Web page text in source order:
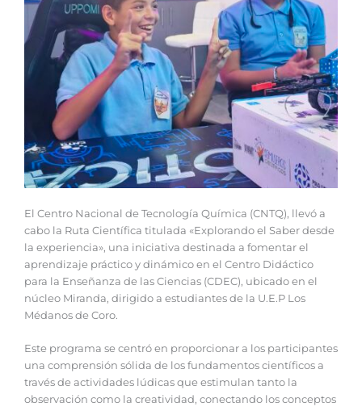
El Centro Nacional de Tecnología Química (CNTQ), llevó a
cabo la Ruta Científica titulada «Explorando el Saber desde
la experiencia», una iniciativa destinada a fomentar el
aprendizaje práctico y dinámico en el Centro Didáctico
para la Enseñanza de las Ciencias (CDEC), ubicado en el
núcleo Miranda, dirigido a estudiantes de la U.E.P Los
Médanos de Coro.
Este programa se centró en proporcionar a los participantes
una comprensión sólida de los fundamentos científicos a
través de actividades lúdicas que estimulan tanto la
observación como la creatividad, conectando los conceptos